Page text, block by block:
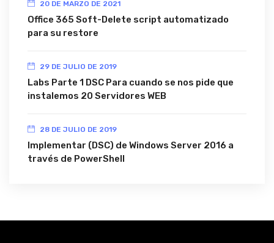
20 DE MARZO DE 2021
Office 365 Soft-Delete script automatizado
para su restore
29 DE JULIO DE 2019
Labs Parte 1 DSC Para cuando se nos pide que
instalemos 20 Servidores WEB
28 DE JULIO DE 2019
Implementar (DSC) de Windows Server 2016 a
través de PowerShell